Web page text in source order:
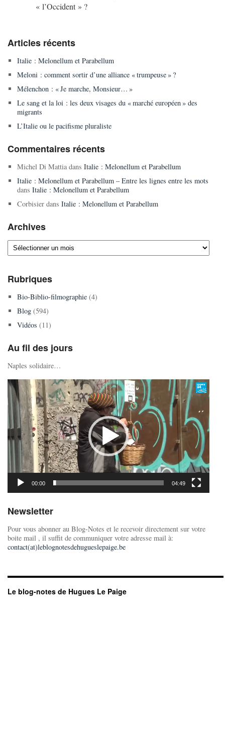
« l’Occident » ?
Articles récents
Italie : Melonellum et Parabellum
Meloni : comment sortir d’une alliance « trumpeuse » ?
Mélenchon : « Je marche, Monsieur… »
Le sang et la loi : les deux visages du « marché européen » des
migrants
L’Italie ou le pacifisme pluraliste
Commentaires récents
Michel Di Mattiadans Italie : Melonellum et Parabellum
Italie : Melonellum et Parabellum – Entre les lignes entre les mots
dans Italie : Melonellum et Parabellum
Corbisierdans Italie : Melonellum et Parabellum
Archives
Archives
Rubriques
Bio-Biblio-filmographie(4)
Blog(594)
Vidéos (11)
Au fil des jours
Naples solidaire…
Lecteur
vidéo
00:00 04:49
Newsletter
Pour vous abonner au Blog-Notes et le recevoir directement sur votre
boite mail , il suffit de communiquer votre adresse mail à:
contact(at)leblognotesdehugueslepaige.be
Le blog-notes de Hugues Le Paige